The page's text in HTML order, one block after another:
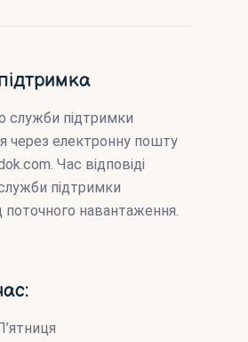
служби підтримки
через електронну пошту
. Час відповіді
служби підтримки
поточного навантаження.